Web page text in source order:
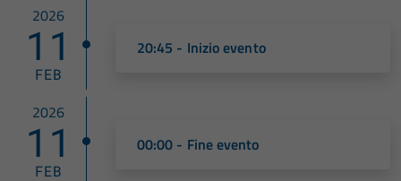
2026
11
FEB
20:45 - Inizio evento
2026
11
FEB
00:00 - Fine evento